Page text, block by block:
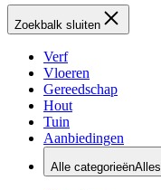
Zoekbalk sluiten
Verf
Vloeren
Gereedschap
Hout
Tuin
Aanbiedingen
Alle categorieënAlles